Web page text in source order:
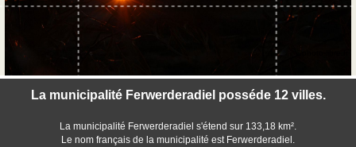
La municipalité Ferwerderadiel posséde 12 villes.
La municipalité Ferwerderadiel s'étend sur 133,18 km².
Le nom français de la municipalité est Ferwerderadiel.